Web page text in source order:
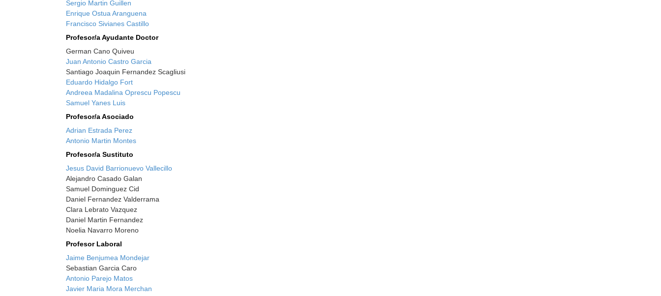
Sergio Martin Guillen
Enrique Ostua Aranguena
Francisco Sivianes Castillo
Profesor/a Ayudante Doctor
German Cano Quiveu
Juan Antonio Castro Garcia
Santiago Joaquin Fernandez Scagliusi
Eduardo Hidalgo Fort
Andreea Madalina Oprescu Popescu
Samuel Yanes Luis
Profesor/a Asociado
Adrian Estrada Perez
Antonio Martin Montes
Profesor/a Sustituto
Jesus David Barrionuevo Vallecillo
Alejandro Casado Galan
Samuel Dominguez Cid
Daniel Fernandez Valderrama
Clara Lebrato Vazquez
Daniel Martin Fernandez
Noelia Navarro Moreno
Profesor Laboral
Jaime Benjumea Mondejar
Sebastian Garcia Caro
Antonio Parejo Matos
Javier Maria Mora Merchan